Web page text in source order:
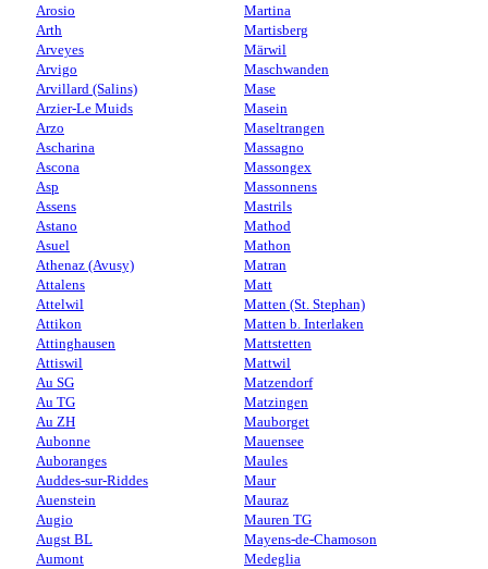
Arosio
Arth
Arveyes
Arvigo
Arvillard (Salins)
Arzier-Le Muids
Arzo
Ascharina
Ascona
Asp
Assens
Astano
Asuel
Athenaz (Avusy)
Attalens
Attelwil
Attikon
Attinghausen
Attiswil
Au SG
Au TG
Au ZH
Aubonne
Auboranges
Auddes-sur-Riddes
Auenstein
Augio
Augst BL
Aumont
Martina
Martisberg
Märwil
Maschwanden
Mase
Masein
Maseltrangen
Massagno
Massongex
Massonnens
Mastrils
Mathod
Mathon
Matran
Matt
Matten (St. Stephan)
Matten b. Interlaken
Mattstetten
Mattwil
Matzendorf
Matzingen
Mauborget
Mauensee
Maules
Maur
Mauraz
Mauren TG
Mayens-de-Chamoson
Medeglia